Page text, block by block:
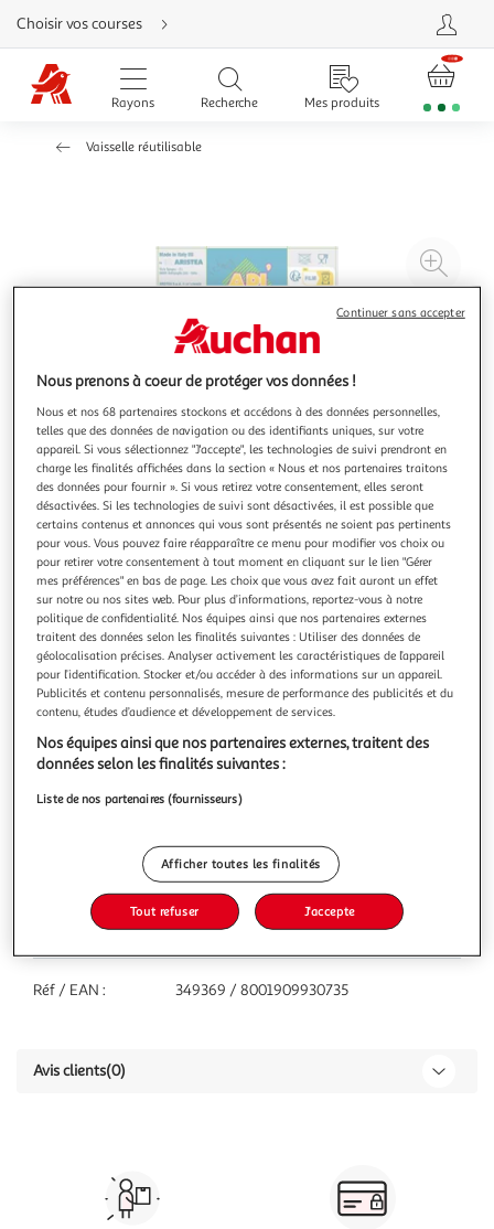
Aller
directement
au
contenu
Aller
directement
Aller
besoin
Choisir vos courses
Rayons Recherche Mes produits
Vaisselle réutilisable
à
Fourchettes réutilisables
10 pièces
Vous voulez connaître le prix de ce produit ?
Afficher le prix
Pays de fabrication
Réf / EAN : 349369 / 8001909930735
Avis clients(0)
Nous prenons à coeur de protéger vos données !
Nous et nos 68 partenaires stockons et accédons à des données personnelles,
telles que des données de navigation ou des identifiants uniques, sur votre
appareil. Si vous sélectionnez "J'accepte", les technologies de suivi prendront en
charge les finalités affichées dans la section « Nous et nos partenaires traitons
des données pour fournir ». Si vous retirez votre consentement, elles seront
désactivées. Si les technologies de suivi sont désactivées, il est possible que
certains contenus et annonces qui vous sont présentés ne soient pas pertinents
pour vous. Vous pouvez faire réapparaître ce menu pour modifier vos choix ou
pour retirer votre consentement à tout moment en cliquant sur le lien "Gérer
mes préférences" en bas de page. Les choix que vous avez fait auront un effet
sur notre ou nos sites web. Pour plus d’informations, reportez-vous à notre
politique de confidentialité. Nos équipes ainsi que nos partenaires externes
traitent des données selon les finalités suivantes : Utiliser des données de
géolocalisation précises. Analyser activement les caractéristiques de l’appareil
pour l’identification. Stocker et/ou accéder à des informations sur un appareil.
Publicités et contenu personnalisés, mesure de performance des publicités et du
contenu, études d’audience et développement de services.
Nos équipes ainsi que nos partenaires externes, traitent des
données selon les finalités suivantes :
Liste de nos partenaires (fournisseurs)
Afficher toutes les finalités
Tout refuser J'accepte
Continuer sans accepter